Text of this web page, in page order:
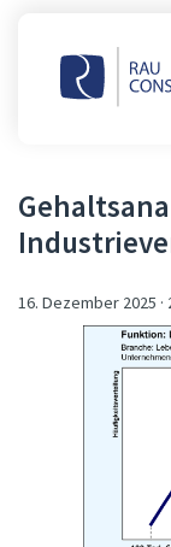
16. Dezember 2025 ·